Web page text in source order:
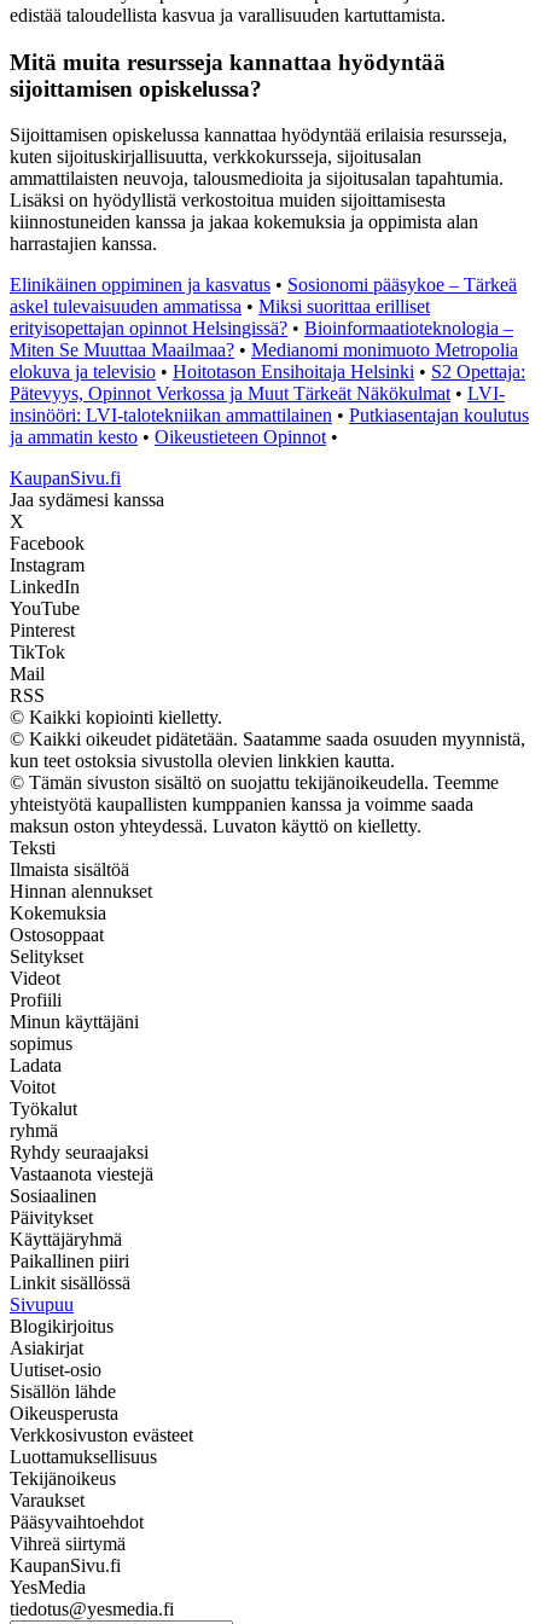
edistää taloudellista kasvua ja varallisuuden kartuttamista.
Mitä muita resursseja kannattaa hyödyntää
sijoittamisen opiskelussa?
Sijoittamisen opiskelussa kannattaa hyödyntää erilaisia resursseja,
kuten sijoituskirjallisuutta, verkkokursseja, sijoitusalan
ammattilaisten neuvoja, talousmedioita ja sijoitusalan tapahtumia.
Lisäksi on hyödyllistä verkostoitua muiden sijoittamisesta
kiinnostuneiden kanssa ja jakaa kokemuksia ja oppimista alan
harrastajien kanssa.
Elinikäinen oppiminen ja kasvatus • Sosionomi pääsykoe – Tärkeä
askel tulevaisuuden ammatissa • Miksi suorittaa erilliset
erityisopettajan opinnot Helsingissä? • Bioinformaatioteknologia –
Miten Se Muuttaa Maailmaa? • Medianomi monimuoto Metropolia
elokuva ja televisio • Hoitotason Ensihoitaja Helsinki • S2 Opettaja:
Pätevyys, Opinnot Verkossa ja Muut Tärkeät Näkökulmat • LVI-
insinööri: LVI-talotekniikan ammattilainen • Putkiasentajan koulutus
ja ammatin kesto • Oikeustieteen Opinnot •
KaupanSivu.fi
Jaa sydämesi kanssa
X
Facebook
Instagram
LinkedIn
YouTube
Pinterest
TikTok
Mail
RSS
© Kaikki kopiointi kielletty.
© Kaikki oikeudet pidätetään. Saatamme saada osuuden myynnistä,
kun teet ostoksia sivustolla olevien linkkien kautta.
© Tämän sivuston sisältö on suojattu tekijänoikeudella. Teemme
yhteistyötä kaupallisten kumppanien kanssa ja voimme saada
maksun oston yhteydessä. Luvaton käyttö on kielletty.
Teksti
Ilmaista sisältöä
Hinnan alennukset
Kokemuksia
Ostosoppaat
Selitykset
Videot
Profiili
Minun käyttäjäni
sopimus
Ladata
Voitot
Työkalut
ryhmä
Ryhdy seuraajaksi
Vastaanota viestejä
Sosiaalinen
Päivitykset
Käyttäjäryhmä
Paikallinen piiri
Linkit sisällössä
Sivupuu
Blogikirjoitus
Asiakirjat
Uutiset-osio
Sisällön lähde
Oikeusperusta
Verkkosivuston evästeet
Luottamuksellisuus
Tekijänoikeus
Varaukset
Pääsyvaihtoehdot
Vihreä siirtymä
KaupanSivu.fi
YesMedia
tiedotus@yesmedia.fi